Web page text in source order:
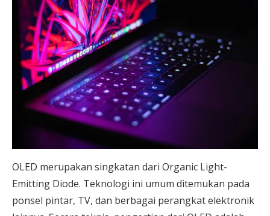
OLED merupakan singkatan dari Organic Light-
Emitting Diode. Teknologi ini umum ditemukan pada
ponsel pintar, TV, dan berbagai perangkat elektronik